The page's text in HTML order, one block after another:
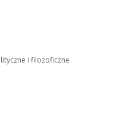
i filozoficzne